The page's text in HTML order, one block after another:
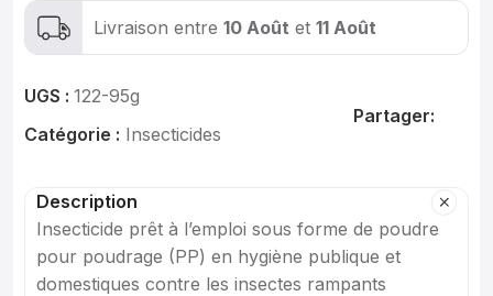
Livraison entre 10 Août et 11 Août
UGS : 122-95g
Catégorie : Insecticides
Partager:
Description
Insecticide prêt à l’emploi sous forme de poudre
pour poudrage (PP) en hygiène publique et
domestiques contre les insectes rampants